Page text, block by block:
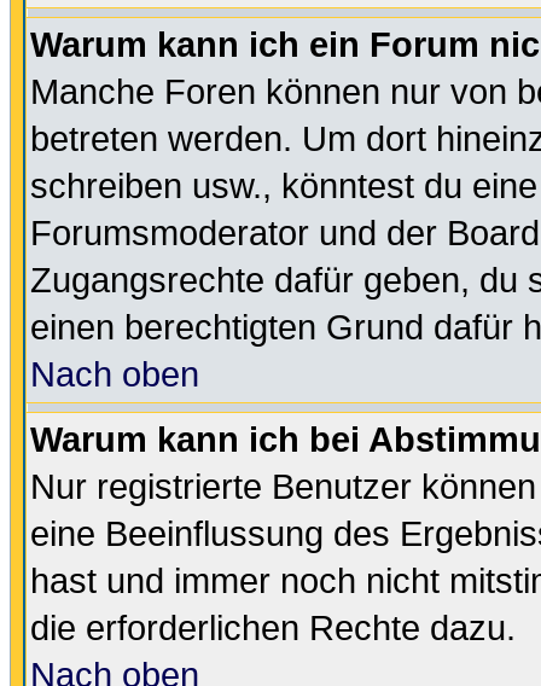
Warum kann ich ein Forum
Manche Foren können nur von
betreten werden. Um dort
schreiben usw., könntest du
Forumsmoderator und der
Zugangsrechte dafür geben, du
einen berechtigten Grund dafür
Nach oben
Warum kann ich bei
Nur registrierte Benutzer
eine Beeinflussung des
hast und immer noch nicht
die erforderlichen Rechte dazu.
Nach oben